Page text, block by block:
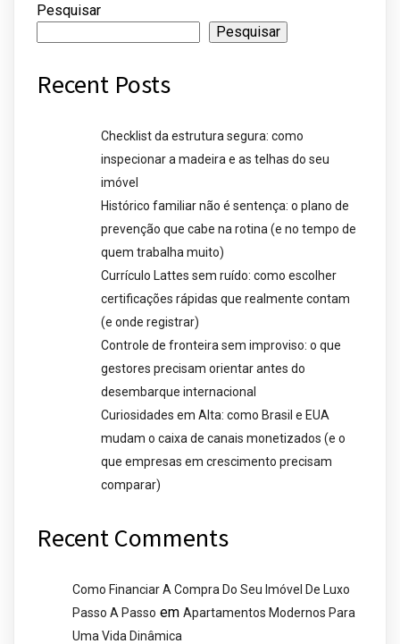
Pesquisar
Pesquisar
Recent Posts
Checklist da estrutura segura: como
inspecionar a madeira e as telhas do seu
imóvel
Histórico familiar não é sentença: o plano de
prevenção que cabe na rotina (e no tempo de
quem trabalha muito)
Currículo Lattes sem ruído: como escolher
certificações rápidas que realmente contam
(e onde registrar)
Controle de fronteira sem improviso: o que
gestores precisam orientar antes do
desembarque internacional
Curiosidades em Alta: como Brasil e EUA
mudam o caixa de canais monetizados (e o
que empresas em crescimento precisam
comparar)
Recent Comments
Como Financiar A Compra Do Seu Imóvel De Luxo
Passo A Passo em Apartamentos Modernos Para
Uma Vida Dinâmica